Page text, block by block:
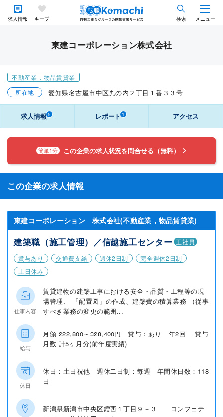
求人情報 キープ 検索 メニュー
東建コーポレーション株式会社
不動産業，物品賃貸業
所在地
愛知県名古屋市中区丸の内２丁目１番３３号
求人情報5 レポート1 アクセス
簡単1分 この企業の求人状況を問合せる（無料）
この企業の求人情報
東建コーポレーション 株式会社(不動産業，物品賃貸業)
建築職（施工管理）／信越施工センター 正社員
賞与あり
交通費支給 週休2日制
完全週休2日制
土日休み
仕事内容
賃貸建物の建築工事における安全・品質・工程等の現
場管理、 「配置図」の作成、建築費の積算業務 （従事
すべき業務の変更の範囲...
給与
月額 222,800～328,400円 賞与：あり 年2回 賞与
月数 計5ヶ月分(前年度実績)
休日
休日：土日祝他 週休二日制：毎週 年間休日数：118
日
新潟県新潟市中央区鐙西１丁目９－３ コンフェテ